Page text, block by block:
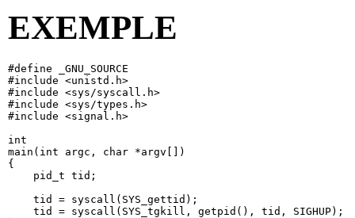
EXEMPLE
#define _GNU_SOURCE
#include <unistd.h>
#include <sys/syscall.h>
#include <sys/types.h>
#include <signal.h>
int
main(int argc, char *argv[])
{
    pid_t tid;
    tid = syscall(SYS_gettid);
    tid = syscall(SYS_tgkill, getpid(), tid, SIGHUP);